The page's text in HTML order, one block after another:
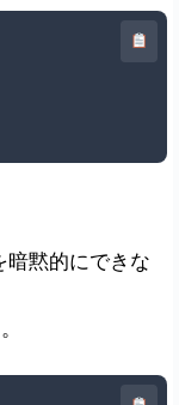
黙的にできな